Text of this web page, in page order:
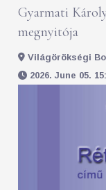
Gyarmati
megnyitója
Világörökségi
2026. June 05.